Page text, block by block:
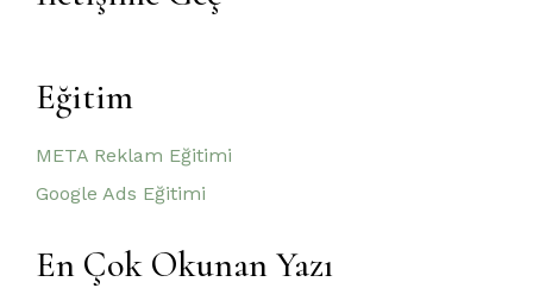
Eğitim
META Reklam Eğitimi
Google Ads Eğitimi
En Çok Okunan Yazı